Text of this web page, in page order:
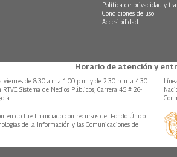
Política de privacidad y
Condiciones de uso
Accesibilidad
Horario de atención y
viernes de 8:30 a.m.a 1:00 p.m. y de 2:30 p.m. a 4:30
RTVC Sistema de Medios Públicos, Carrera 45 # 26-
fue financiado con recursos del Fondo Único
de la Información y las Comunicaciones de